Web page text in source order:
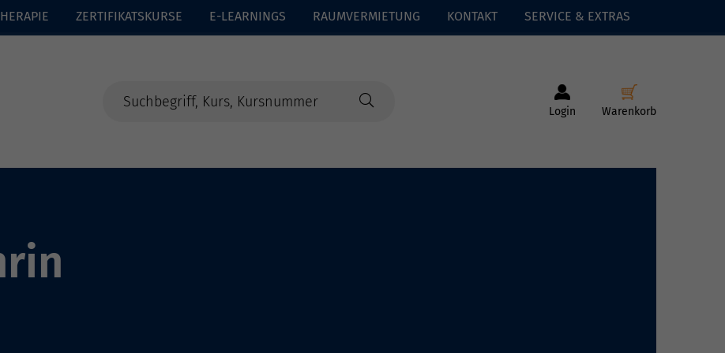
ZERTIFIKATSKURSE E-LEARNINGS RAUMVERMIETUNG KONTAKT SERVICE & EXTRAS
Login Warenkorb